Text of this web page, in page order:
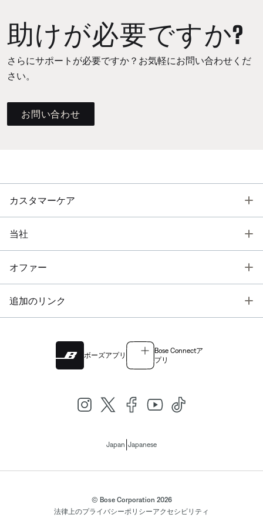
助けが必要ですか?
さらにサポートが必要ですか？お気軽にお問い合わせくだ
さい。
お問い合わせ
カスタマーケア
当社
オファー
追加のリンク
ボーズアプリ
Bose Connectア
プリ
Japan Japanese
© Bose Corporation 2026
法律上のプライバシーポリシーアクセシビリティ